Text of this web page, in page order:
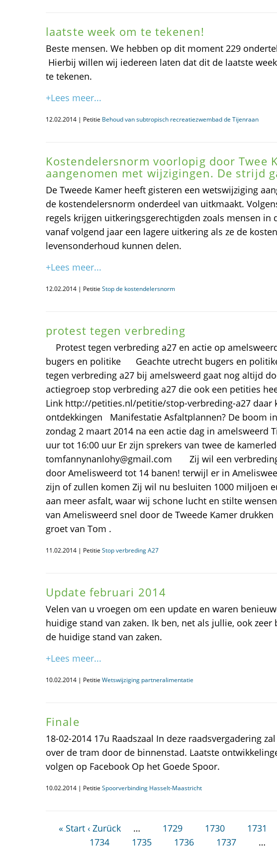
laatste week om te tekenen!
Beste mensen. We hebben op dit moment 229
Hierbij willen wij iedereen laten dat dit de laatste
te tekenen.
+Lees meer...
12.02.2014 | Petitie Behoud van subtropisch recreatiezwembad de Tijenraan
Kostendelersnorm voorlopig door Twee
aangenomen met wijzigingen. De strijd
De Tweede Kamer heeft gisteren een wetswijziging
de kostendelersnorm onderdeel van uitkmaakt.
regels krijgen uitkeringsgerechtigden zoals mensen in
vanaf volgend jaar een lagere uitkering als ze de
levensonderhoud kunnen delen.
+Lees meer...
12.02.2014 | Petitie Stop de kostendelersnorm
protest tegen verbreding
Protest tegen verbreding a27 en actie op
bugers en politike Geachte utrecht bugers en
tegen verbreding a27 bij amelsweerd gaat nog altijd
actiegroep stop verbreding a27 die ook een petities
Link http://petities.nl/petitie/stop-verbreding-a27 daar
ontdekkingen Manifestatie Asfaltplannen? De boom
zondag 2 maart 2014 na een actie dag in amelsweerd
uur tot 16:00 uur Er zijn sprekers van twee de
tomfannynanlohy@gmail.com Zij wil een
door Amelisweerd tot 14 banen! terwijl er in
zijn of zullen komen Zij wil nu besluiten 1000 miljoen
aan meer asfalt, waar wij schone lucht en stilte
van Amelisweerd snel door de Tweede Kamer
groet van Tom .
11.02.2014 | Petitie Stop verbreding A27
Update februari 2014
Velen van u vroegen om een update en waren
huidige stand van zaken. Ik ben, net als jullie, ook zeer
de huidige stand van zaken.
+Lees meer...
10.02.2014 | Petitie Wetswijziging partneralimentatie
Finale
18-02-2014 17u Raadszaal In deze raadsvergadering
over de tram door de binnenstad. Laatste
volgen op Facebook Op het Goede Spoor.
10.02.2014 | Petitie Spoorverbinding Hasselt-Maastricht
« Start ‹ Zurück … 1729 1730 1731
1734
1735 1736 1737 …